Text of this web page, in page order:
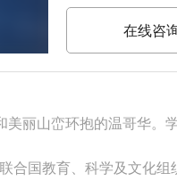
在线咨
丽山峦环抱的温哥华。
合国教育、科学及文化